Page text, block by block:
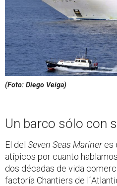
(Foto: Diego Veiga)
Un barco sólo con
El del Seven Seas Marineres
atípicos por cuanto
dos décadas de vida
factoría Chantiers de